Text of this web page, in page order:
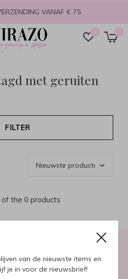
van de nieuwste items en
je in voor de nieuwsbrief!
0 0
VANAF € 75
met geruiten
FILTER
of the 0 products
voor onze